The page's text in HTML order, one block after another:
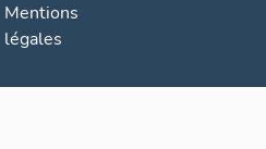
Mentions
légales